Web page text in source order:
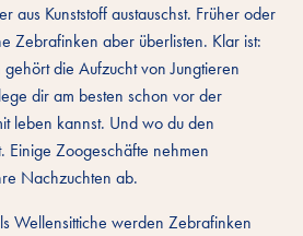
aus Kunststoff austauschst. Früher oder
Zebrafinken aber überlisten. Klar ist:
die Aufzucht von Jungtieren
dir am besten schon vor der
leben kannst. Und wo du den
Einige Zoogeschäfte nehmen
Nachzuchten ab.
Wellensittiche werden Zebrafinken